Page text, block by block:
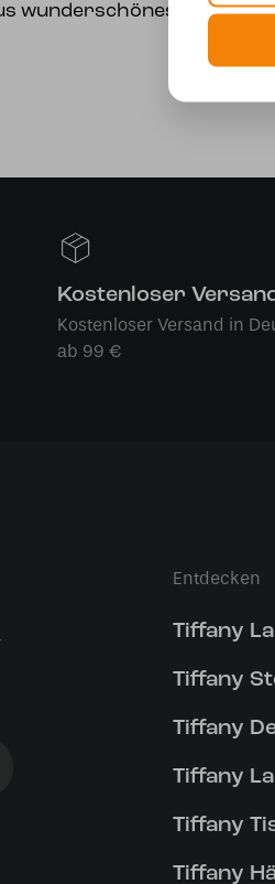
wunderschönes Glas
Kostenloser
Kostenloser Versand in
ab 99 €
Entdecken
Tiffany
Tiffany
Tiffany
Tiffany
Tiffany
Tiffany